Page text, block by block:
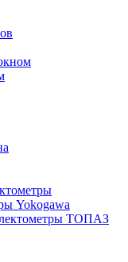
Yokogawa
ТОПАЗ